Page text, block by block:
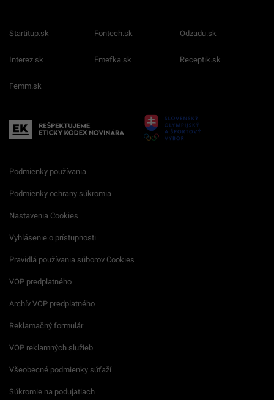
Startitup.sk Fontech.sk Odzadu.sk
Interez.sk Emefka.sk Receptik.sk
Femm.sk
Podmienky používania
Podmienky ochrany súkromia
Nastavenia Cookies
Vyhlásenie o prístupnosti
Pravidlá používania súborov Cookies
VOP predplatného
Archív VOP predplatného
Reklamačný formulár
VOP reklamných služieb
Všeobecné podmienky súťaží
Súkromie na podujatiach